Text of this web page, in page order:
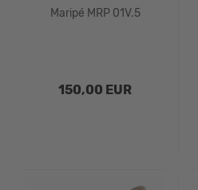
Maripé MRP 01V.5
150,00 EUR